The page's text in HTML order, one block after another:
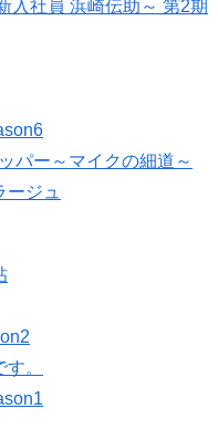
入社員 浜崎伝助～ 第2期
パー～マイクの細道～
ージュ
。